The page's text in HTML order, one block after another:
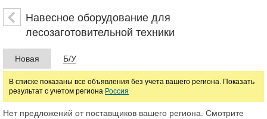
Цена
руб.
Навесное оборудование для
лесозаготовительной техники
Новая Б/У
В списке показаны все объявления без учета вашего региона. Показать
результат с учетом региона Россия
Нет предложений от поставщиков вашего региона. Смотрите